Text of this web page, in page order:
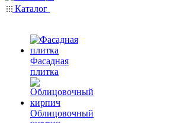
Каталог
Фасадная
плитка
Облицовочный